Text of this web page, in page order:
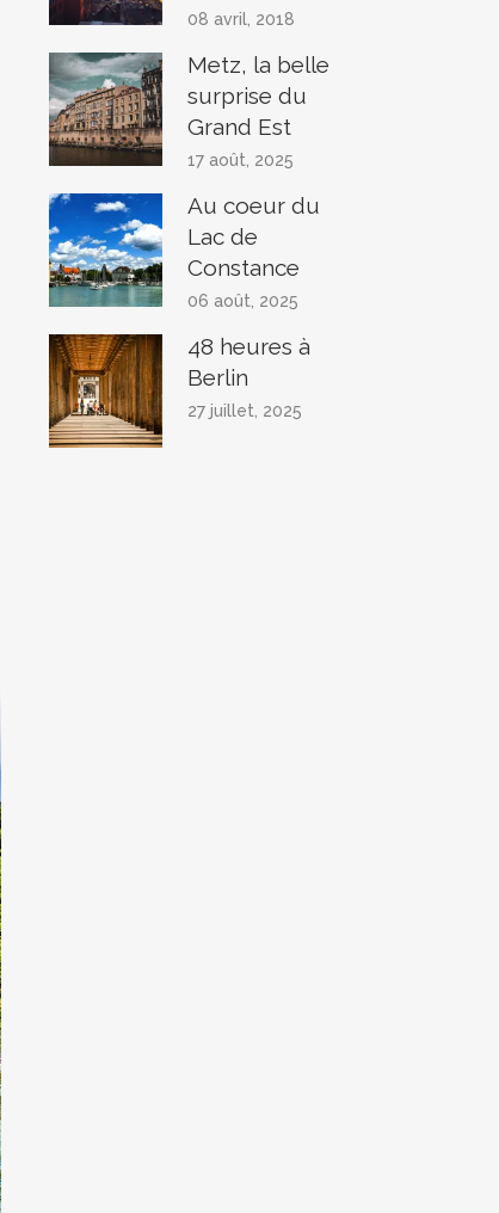
08 avril, 2018
Metz, la belle
surprise du
Grand Est
17 août, 2025
Au coeur du
Lac de
Constance
06 août, 2025
48 heures à
Berlin
27 juillet, 2025